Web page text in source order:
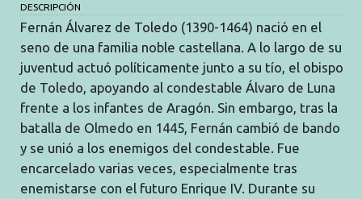
DESCRIPCIÓN
Fernán Álvarez de Toledo (1390-1464) nació en el
seno de una familia noble castellana. A lo largo de su
juventud actuó políticamente junto a su tío, el obispo
de Toledo, apoyando al condestable Álvaro de Luna
frente a los infantes de Aragón. Sin embargo, tras la
batalla de Olmedo en 1445, Fernán cambió de bando
y se unió a los enemigos del condestable. Fue
encarcelado varias veces, especialmente tras
enemistarse con el futuro Enrique IV. Durante su